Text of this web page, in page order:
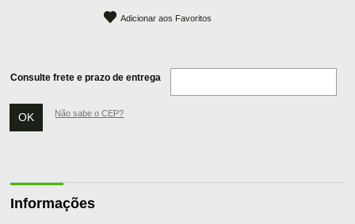
Adicionar aos Favoritos
Consulte frete e prazo de entrega
Não sabe o CEP?
Informações